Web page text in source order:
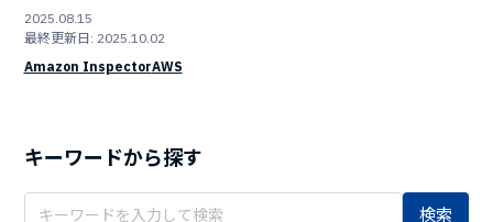
2025.08.15
最終更新日: 2025.10.02
Amazon InspectorAWS
キーワードから探す
検索